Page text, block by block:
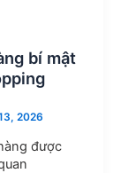
bí mật
2026
được